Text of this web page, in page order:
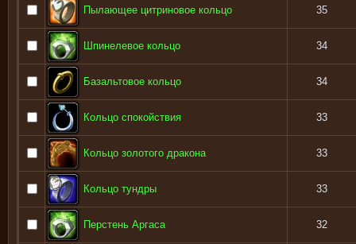
Пылающее цитриновое кольцо 35
Шпинелевое кольцо 34
Базальтовое кольцо 34
Кольцо спокойствия 33
Кольцо золотого дракона 33
Кольцо тундры 33
Перстень Аргаса 32